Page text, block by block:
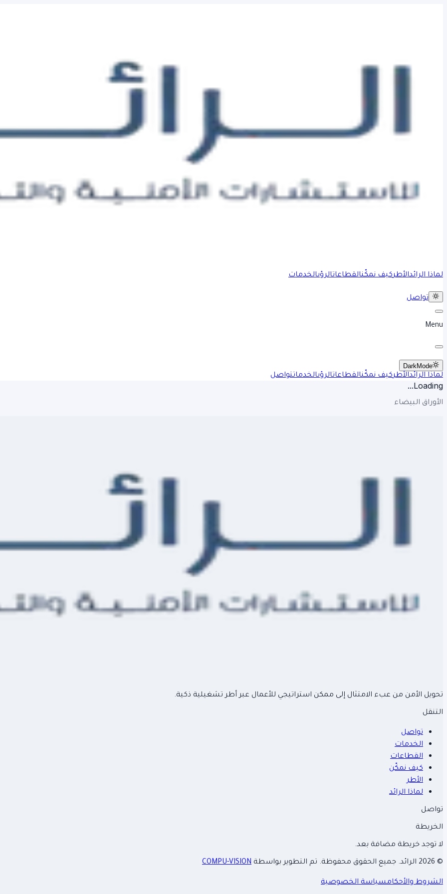
لماذا الرائدالأطركيف نمكّنالقطاعاتالرؤىالخدمات
تواصل
Menu
DarkMode
لماذا الرائدالأطركيف نمكّنالقطاعاتالرؤىالخدماتتواصل
Loading...
الأوراق البيضاء
تحويل الأمن من عبء الامتثال إلى ممكن استراتيجي للأعمال عبر أطر تشغيلية ذكية.
التنقل
تواصل
الخدمات
القطاعات
كيف نمكّن
الأطر
لماذا الرائد
تواصل
الخريطة
لا توجد خريطة مضافة بعد.
© 2026 الرائد. جميع الحقوق محفوظة. تم التطوير بواسطة COMPU-VISION
الشروط والأحكامسياسة الخصوصية